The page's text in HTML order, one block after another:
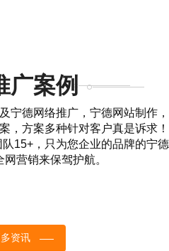
广案例
宁德网络推广，宁德网站制作，
，方案多种针对客户真是诉求！
15+，只为您企业的品牌的宁德
营销来保驾护航。
资讯